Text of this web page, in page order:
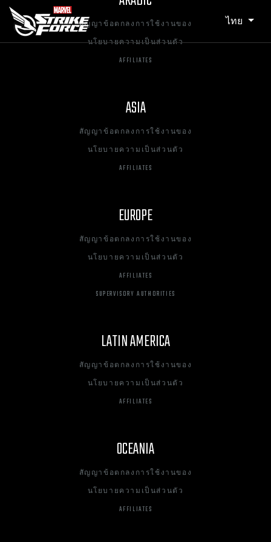
ไทย
สัญญาข้อตกลงการใช้งานของ
นโยบายความเป็นส่วนตัว
AFFILIATES
ASIA
สัญญาข้อตกลงการใช้งานของ
นโยบายความเป็นส่วนตัว
AFFILIATES
EUROPE
สัญญาข้อตกลงการใช้งานของ
นโยบายความเป็นส่วนตัว
AFFILIATES
SUPERVISORY AUTHORITIES
LATIN AMERICA
สัญญาข้อตกลงการใช้งานของ
นโยบายความเป็นส่วนตัว
AFFILIATES
OCEANIA
สัญญาข้อตกลงการใช้งานของ
นโยบายความเป็นส่วนตัว
AFFILIATES